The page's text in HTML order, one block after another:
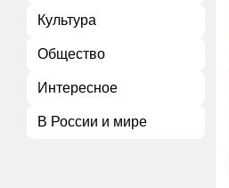
Культура
Общество
Интересное
В России и мире